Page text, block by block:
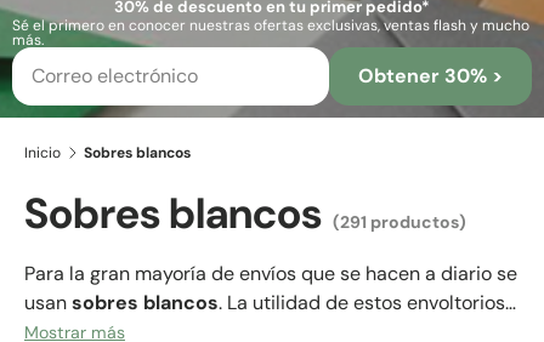
30% de descuento en tu primer pedido*
Sé el primero en conocer nuestras ofertas exclusivas, ventas flash y mucho
más.
Obtener 30% >
Inicio Sobres blancos
Sobres blancos (291 productos)
Para la gran mayoría de envíos que se hacen a diario se
usansobres blancos. La utilidad de estos envoltorios
es, por tanto, indiscutible. Este tipo de sobres se han
Mostrar más